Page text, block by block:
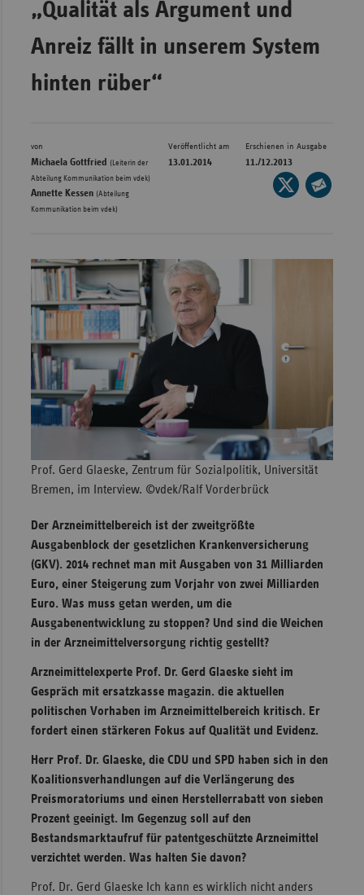
„Qualität als Argument und
Anreiz fällt in unserem System
hinten rüber“
von
Michaela Gottfried (Leiterin der
Abteilung Kommunikation beim vdek),
Annette Kessen (Abteilung
Kommunikation beim vdek)
Veröffentlicht am
13.01.2014
Erschienen in Ausgabe
11./12.2013
Seite
auf
Prof. Gerd Glaeske, Zentrum für Sozialpolitik, Universität
Bremen, im Interview. ©vdek/Ralf Vorderbrück
Der Arzneimittelbereich ist der zweitgrößte
Ausgabenblock der gesetzlichen Krankenversicherung
(GKV). 2014 rechnet man mit Ausgaben von 31 Milliarden
Euro, einer Steigerung zum Vorjahr von zwei Milliarden
Euro. Was muss getan werden, um die
Ausgabenentwicklung zu stoppen? Und sind die Weichen
in der Arzneimittelversorgung richtig gestellt?
Arzneimittelexperte Prof. Dr. Gerd Glaeske sieht im
Gespräch mit ersatzkasse magazin. die aktuellen
politischen Vorhaben im Arzneimittelbereich kritisch. Er
fordert einen stärkeren Fokus auf Qualität und Evidenz.
Herr Prof. Dr. Glaeske, die CDU und SPD haben sich in den
Koalitionsverhandlungen auf die Verlängerung des
Preismoratoriums und einen Herstellerrabatt von sieben
Prozent geeinigt. Im Gegenzug soll auf den
Bestandsmarktaufruf für patentgeschützte Arzneimittel
verzichtet werden. Was halten Sie davon?
Prof. Dr. Gerd Glaeske Ich kann es wirklich nicht anders